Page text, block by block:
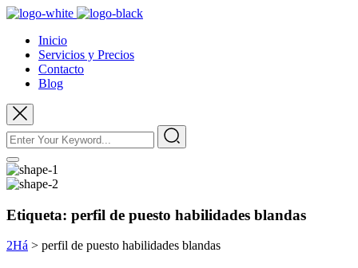
Inicio
Servicios y Precios
Contacto
Blog
Etiqueta: perfil de puesto habilidades blandas
2Há > perfil de puesto habilidades blandas